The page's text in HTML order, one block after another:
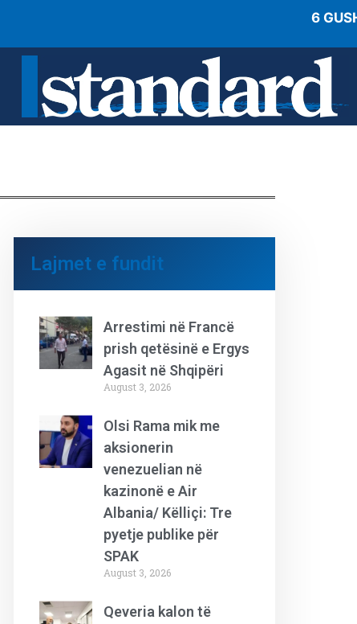
6
Lajmet e fundit
Arrestimi në Francë
prish qetësinë e Ergys
Agasit në Shqipëri
August 3, 2026
Olsi Rama mik me
aksionerin
venezuelian në
kazinonë e Air
Albania/ Këlliçi: Tre
pyetje publike për
SPAK
August 3, 2026
Qeveria kalon të